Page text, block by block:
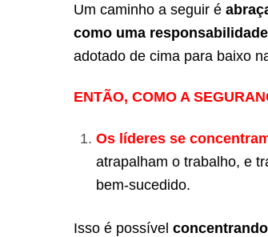
Um caminho a seguir é
como uma
adotado de cima para baixo
ENTÃO, COMO A
Os líderes se
atrapalham o trabalho, e
bem-sucedido.
Isso é possível